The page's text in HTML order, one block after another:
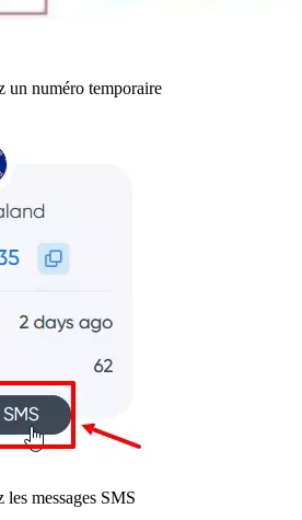
un numéro temporaire
les messages SMS